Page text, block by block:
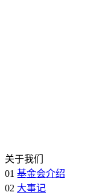
关于我们
01 基金会介绍
02 大事记